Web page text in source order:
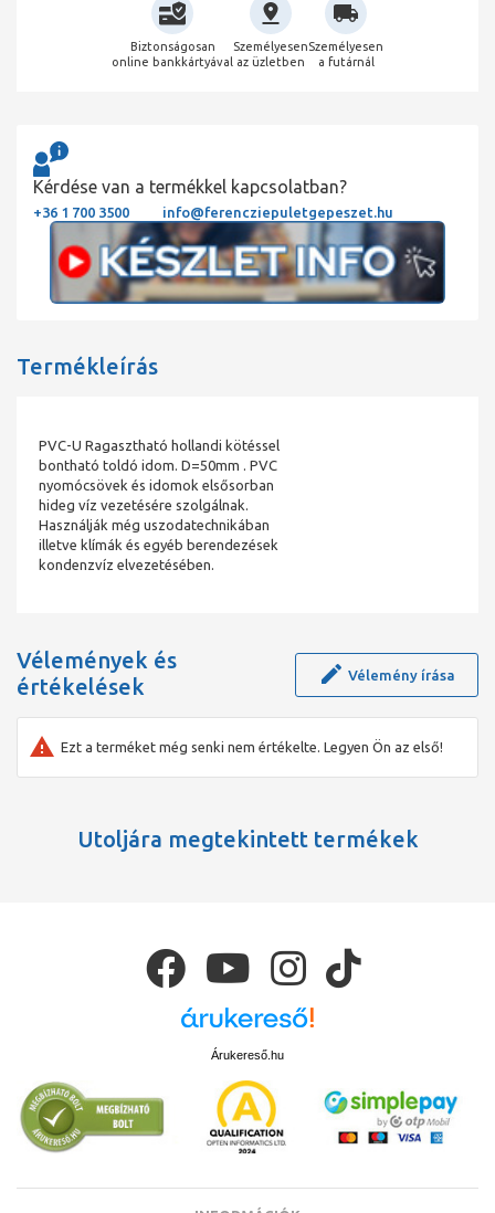
Biztonságosan
online bankkártyával
Személyesen
az üzletben
Személyesen
a futárnál
Kérdése van a termékkel kapcsolatban?
+36 1 700 3500 info@ferencziepuletgepeszet.hu
Termékleírás
PVC-U Ragasztható hollandi kötéssel
bontható toldó idom. D=50mm . PVC
nyomócsövek és idomok elsősorban
hideg víz vezetésére szolgálnak.
Használják még uszodatechnikában
illetve klímák és egyéb berendezések
kondenzvíz elvezetésében.
Vélemények és
értékelések
Vélemény írása
Ezt a terméket még senki nem értékelte. Legyen Ön az első!
Utoljára megtekintett termékek
Árukereső.hu